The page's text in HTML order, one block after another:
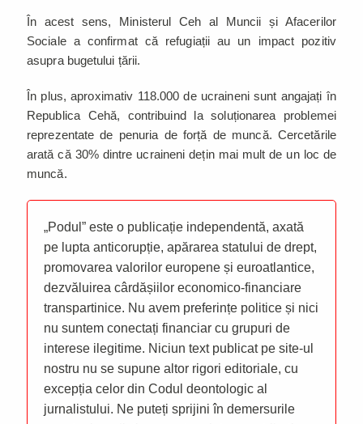
În acest sens, Ministerul Ceh al Muncii și Afacerilor
Sociale a confirmat că refugiații au un impact pozitiv
asupra bugetului țării.
În plus, aproximativ 118.000 de ucraineni sunt angajați în
Republica Cehă, contribuind la soluționarea problemei
reprezentate de penuria de forță de muncă. Cercetările
arată că 30% dintre ucraineni dețin mai mult de un loc de
muncă.
„Podul” este o publicație independentă, axată
pe lupta anticorupție, apărarea statului de drept,
promovarea valorilor europene și euroatlantice,
dezvăluirea cârdășiilor economico-financiare
transpartinice. Nu avem preferințe politice și nici
nu suntem conectați financiar cu grupuri de
interese ilegitime. Niciun text publicat pe site-ul
nostru nu se supune altor rigori editoriale, cu
excepția celor din Codul deontologic al
jurnalistului. Ne puteți sprijini în demersurile